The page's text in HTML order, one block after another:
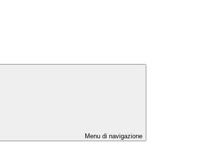
Menu di navigazione